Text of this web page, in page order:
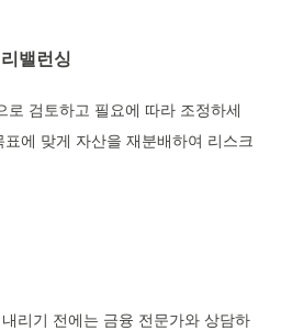
밸런싱
로 검토하고 필요에 따라 조정하세
에 맞게 자산을 재분배하여 리스크
리기 전에는 금융 전문가와 상담하